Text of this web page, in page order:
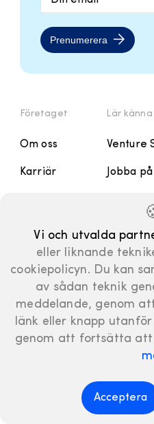
Prenumerera
Företaget
Om oss
Karriär
Lär känna
Venture
Jobba
Visselblåsning
Vi och utvalda
eller liknande
cookiepolicyn. Du kan
av sådan teknik
meddelande, genom
länk eller knapp
genom att fortsätta
Acceptera